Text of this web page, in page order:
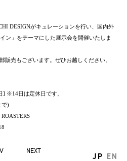
DESIGNがキュレーションを行い、国内外
ン」をテーマにした展示会を開催いたしま
販売もございます。ぜひお越しください。
] ※14日は定休日です。
で)
NEXT
JP EN